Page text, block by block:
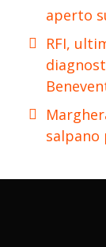
aperto
RFI,
salpano